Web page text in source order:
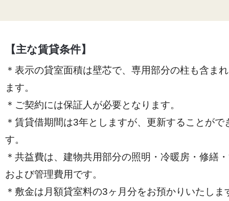
【主な賃貸条件】
＊表示の貸室面積は壁芯で、専用部分の柱も含ま
ます。
＊ご契約には保証人が必要となります。
＊賃貸借期間は3年としますが、更新することがで
す。
＊共益費は、建物共用部分の照明・冷暖房・修繕
および管理費用です。
＊敷金は月額貸室料の3ヶ月分をお預かりいたしま